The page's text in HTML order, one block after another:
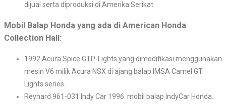
dijual serta diproduksi di Amerika Serikat.
Mobil Balap Honda yang ada di American Honda
Collection Hall:
1992 Acura Spice GTP-Lights yang dimodifikasi menggunakan
mesin V6 milik Acura NSX di ajang balap IMSA Camel GT
Lights series.
Reynard 961-031 Indy Car 1996: mobil balap IndyCar Honda.